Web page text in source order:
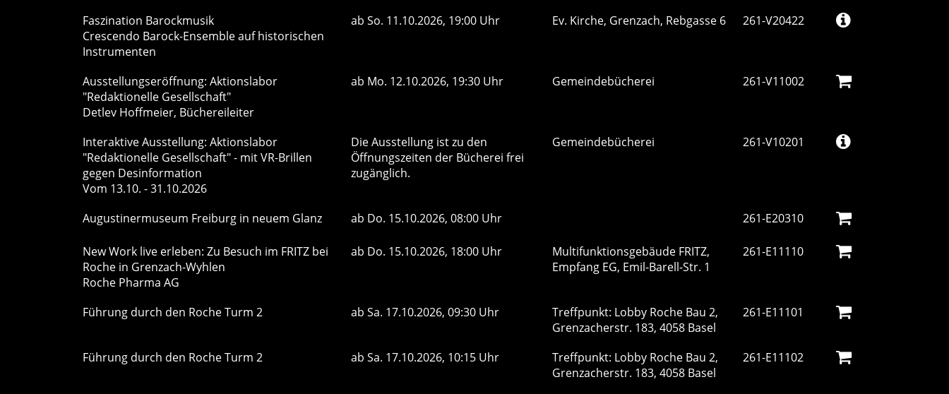
Faszination Barockmusik
Crescendo Barock-Ensemble auf historischen
Instrumenten
ab So. 11.10.2026, 19:00 Uhr Ev. Kirche, Grenzach, Rebgasse 6 261-V20422
Ausstellungseröffnung: Aktionslabor
"Redaktionelle Gesellschaft"
Detlev Hoffmeier, Büchereileiter
ab Mo. 12.10.2026, 19:30 Uhr Gemeindebücherei 261-V11002
Interaktive Ausstellung: Aktionslabor
"Redaktionelle Gesellschaft" - mit VR-Brillen
gegen Desinformation
Vom 13.10. - 31.10.2026
Die Ausstellung ist zu den
Öffnungszeiten der Bücherei frei
zugänglich.
Gemeindebücherei 261-V10201
Augustinermuseum Freiburg in neuem Glanz ab Do. 15.10.2026, 08:00 Uhr 261-E20310
New Work live erleben: Zu Besuch im FRITZ bei
Roche in Grenzach-Wyhlen
Roche Pharma AG
ab Do. 15.10.2026, 18:00 Uhr
Multifunktionsgebäude FRITZ,
Empfang EG, Emil-Barell-Str. 1
261-E11110
Führung durch den Roche Turm 2 ab Sa. 17.10.2026, 09:30 Uhr
Treffpunkt: Lobby Roche Bau 2,
Grenzacherstr. 183, 4058 Basel
261-E11101
Führung durch den Roche Turm 2 ab Sa. 17.10.2026, 10:15 Uhr
Treffpunkt: Lobby Roche Bau 2,
Grenzacherstr. 183, 4058 Basel
261-E11102